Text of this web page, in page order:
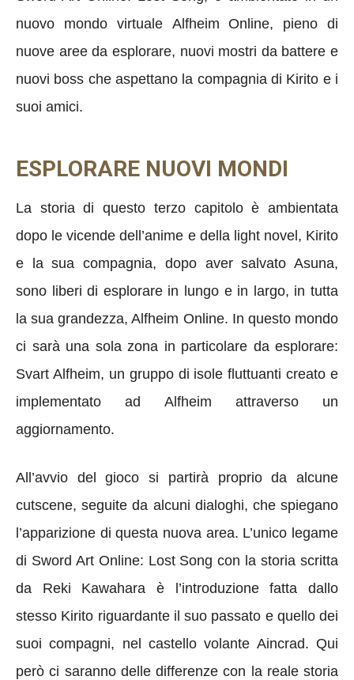
nuovo mondo virtuale Alfheim Online, pieno di
nuove aree da esplorare, nuovi mostri da battere e
nuovi boss che aspettano la compagnia di Kirito e i
suoi amici.
ESPLORARE NUOVI MONDI
La storia di questo terzo capitolo è ambientata
dopo le vicende dell’anime e della light novel, Kirito
e la sua compagnia, dopo aver salvato Asuna,
sono liberi di esplorare in lungo e in largo, in tutta
la sua grandezza, Alfheim Online. In questo mondo
ci sarà una sola zona in particolare da esplorare:
Svart Alfheim, un gruppo di isole fluttuanti creato e
implementato ad Alfheim attraverso un
aggiornamento.
All’avvio del gioco si partirà proprio da alcune
cutscene, seguite da alcuni dialoghi, che spiegano
l’apparizione di questa nuova area. L’unico legame
di Sword Art Online: Lost Song con la storia scritta
da Reki Kawahara è l’introduzione fatta dallo
stesso Kirito riguardante il suo passato e quello dei
suoi compagni, nel castello volante Aincrad. Qui
però ci saranno delle differenze con la reale storia